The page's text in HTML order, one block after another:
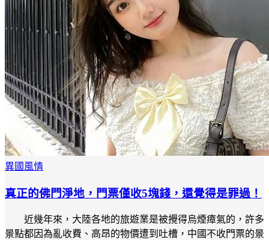
異國風情
真正的佛門淨地，門票僅收5塊錢，還覺得是罪過！
近幾年來，大陸各地的旅遊業是被攪得烏煙瘴氣的，許多
景點都因為亂收費、高昂的物價遭到吐槽，中國不收門票的景